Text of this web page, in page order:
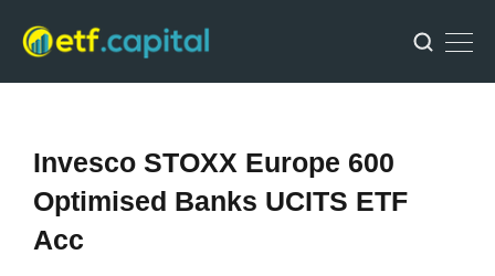
Invesco STOXX Europe 600
Optimised Banks UCITS ETF
Acc